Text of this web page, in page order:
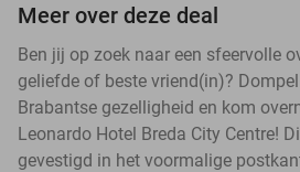
Meer over deze deal
Ben jij op zoek naar een sfeervolle
geliefde of beste vriend(in)?
Brabantse gezelligheid en kom
Leonardo Hotel Breda City Centre!
gevestigd in het voormalige